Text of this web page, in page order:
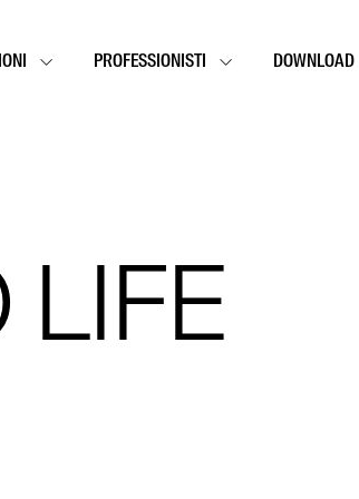
PROFESSIONISTI DOWNLOAD
LIFE